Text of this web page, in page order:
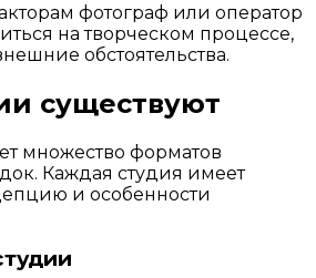
фотограф или оператор
на творческом процессе,
обстоятельства.
существуют
множество форматов
Каждая студия имеет
и особенности